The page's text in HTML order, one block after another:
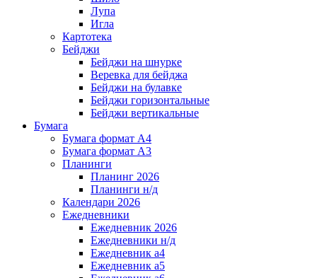
Лупа
Игла
Картотека
Бейджи
Бейджи на шнурке
Веревка для бейджа
Бейджи на булавке
Бейджи горизонтальные
Бейджи вертикальные
Бумага
Бумага формат А4
Бумага формат А3
Планинги
Планинг 2026
Планинги н/д
Календари 2026
Ежедневники
Ежедневник 2026
Ежедневники н/д
Ежедневник а4
Ежедневник а5